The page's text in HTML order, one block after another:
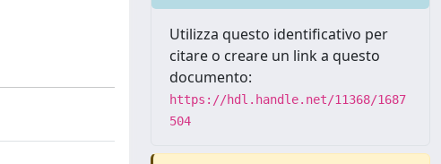
Utilizza questo identificativo per
citare o creare un link a questo
documento:
https://hdl.handle.net/11368/1687
504